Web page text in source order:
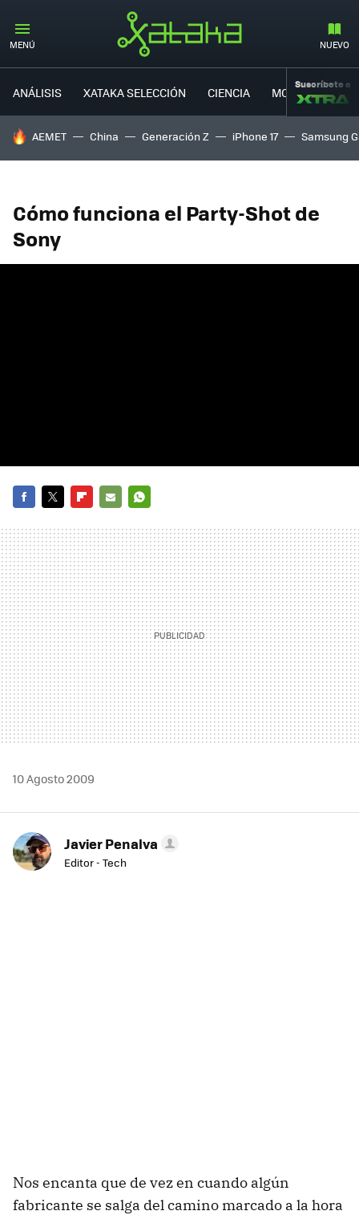
MENÚ NUEVO
ANÁLISIS XATAKA SELECCIÓN CIENCIA MOVILIDAD
Suscríbete a
HOY SE HABLA DE
AEMET China Generación Z iPhone 17 Samsung
Cómo funciona el Party-Shot de
Sony
MAIL
10 Agosto 2009
Javier Penalva
Editor - Tech
Nos encanta que de vez en cuando algún
fabricante se salga del camino marcado a la hora